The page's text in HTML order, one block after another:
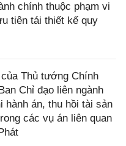
chính thuộc phạm vi
tiên tái thiết kế quy
Thủ tướng Chính
Chỉ đạo liên ngành
án, thu hồi tài sản
các vụ án liên quan